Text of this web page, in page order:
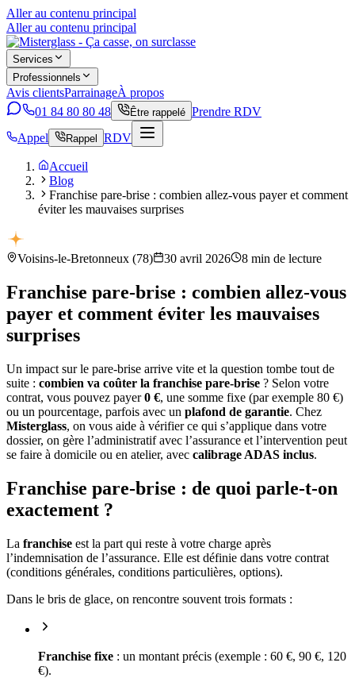
Aller au contenu principal
Aller au contenu principal
Services
Professionnels
Avis clientsParrainageÀ propos
01 84 80 80 48
Être rappelé Prendre RDV
Appel
Rappel RDV
Accueil
Blog
Franchise pare-brise : combien allez-vous payer et comment
éviter les mauvaises surprises
Voisins-le-Bretonneux (78) 30 avril 2026 8 min de lecture
Franchise pare-brise : combien allez-vous
payer et comment éviter les mauvaises
surprises
Un impact sur le pare-brise arrive vite et la question tombe tout de
suite : combien va coûter la franchise pare-brise ? Selon votre
contrat, vous pouvez payer0 €, une somme fixe (par exemple 80 €)
ou un pourcentage, parfois avec un plafond de garantie. Chez
Misterglass, on vous aide à vérifier ce qui s’applique dans votre
dossier, on gère l’administratif avec l’assurance et l’intervention peut
se faire à domicile ou en atelier, avec calibrage ADAS inclus.
Franchise pare-brise : de quoi parle-t-on
exactement ?
La franchise est la part qui reste à votre charge après
l’indemnisation de l’assurance. Elle est définie dans votre contrat
(conditions générales, conditions particulières, options).
Dans le bris de glace, on rencontre souvent trois formats :
Franchise fixe : un montant précis (exemple : 60 €, 90 €, 120
€).